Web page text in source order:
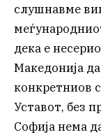
слушнавме
дека е
Македонија
конкретниов
Уставот, без
Софија нема